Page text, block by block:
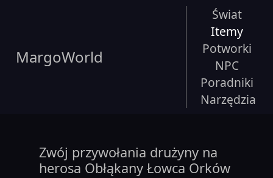
MargoWorld
Świat
Itemy
Potworki
NPC
Poradniki
Narzędzia
Zwój przywołania drużyny na
herosa Obłąkany Łowca Orków